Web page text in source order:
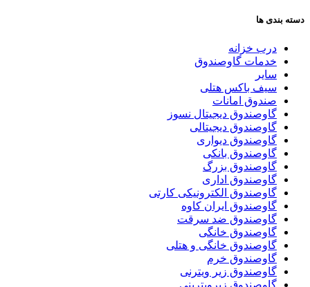
دسته بندی ها
درب خزانه
خدمات گاوصندوق
سایر
سیف باکس هتلی
صندوق امانات
گاوصندوق دیجیتال نسوز
گاوصندوق دیجیتالی
گاوصندوق دیواری
گاوصندوق بانکی
گاوصندوق بزرگ
گاوصندوق اداری
گاوصندوق الکترونیکی کارتی
گاوصندوق ایران کاوه
گاوصندوق ضد سرقت
گاوصندوق خانگی
گاوصندوق خانگی و هتلی
گاوصندوق خرم
گاوصندوق زیر ویترنی
گاوصندوق زیرویترینی